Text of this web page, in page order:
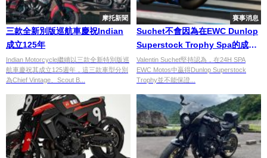
摩托新聞
三款全新別版巡航車慶祝Indian
成立125年
Indian Motorcycle繼續以三款全新特別版巡
航車慶祝其成立125週年，這三款車型分別
為Chief Vintage、Scout B...
賽事消息
Suchet不會因為在EWC Dunlop
Superstock Trophy Spa的成功
而掉以輕心
Valentin Suchet堅持認為，在24H SPA
EWC Motos中贏得Dunlop Superstock
Trophy並不能保證...